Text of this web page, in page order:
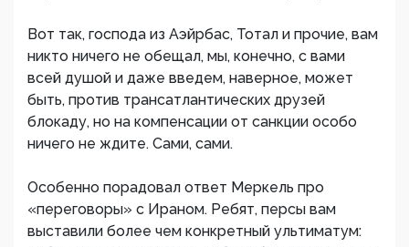
Вот так, господа из Аэйрбас, Тотал и прочие, вам
никто ничего не обещал, мы, конечно, с вами
всей душой и даже введем, наверное, может
быть, против трансатлантических друзей
блокаду, но на компенсации от санкции особо
ничего не ждите. Сами, сами.
Особенно порадовал ответ Меркель про
«переговоры» с Ираном. Ребят, персы вам
выставили более чем конкретный ультиматум: